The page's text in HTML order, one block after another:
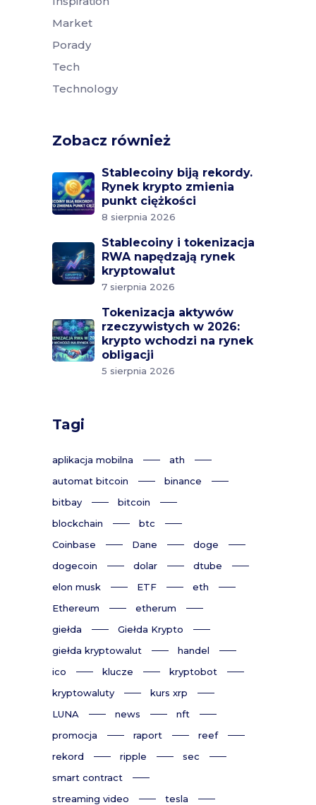
Market
Porady
Tech
Technology
Zobacz również
Stablecoiny biją rekordy.
Rynek krypto zmienia
punkt ciężkości
8 sierpnia 2026
Stablecoiny i tokenizacja
RWA napędzają rynek
kryptowalut
7 sierpnia 2026
Tokenizacja aktywów
rzeczywistych w 2026:
krypto wchodzi na rynek
obligacji
5 sierpnia 2026
Tagi
aplikacja mobilna
ath
automat bitcoin
binance
bitbay
bitcoin
blockchain
btc
Coinbase
Dane
doge
dogecoin
dolar
dtube
elon musk
ETF
eth
Ethereum
etherum
giełda
Giełda Krypto
giełda kryptowalut
handel
ico
klucze
kryptobot
kryptowaluty
kurs xrp
LUNA
news
nft
promocja
raport
reef
rekord
ripple
sec
smart contract
streaming video
tesla